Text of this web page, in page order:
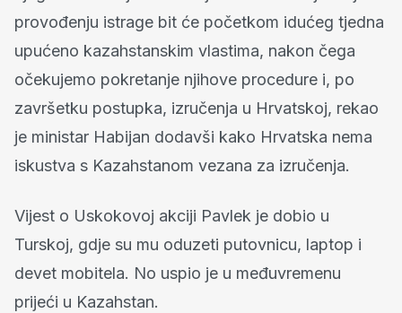
provođenju istrage bit će početkom idućeg tjedna
upućeno kazahstanskim vlastima, nakon čega
očekujemo pokretanje njihove procedure i, po
završetku postupka, izručenja u Hrvatskoj, rekao
je ministar Habijan dodavši kako Hrvatska nema
iskustva s Kazahstanom vezana za izručenja.
Vijest o Uskokovoj akciji Pavlek je dobio u
Turskoj, gdje su mu oduzeti putovnicu, laptop i
devet mobitela. No uspio je u međuvremenu
prijeći u Kazahstan.